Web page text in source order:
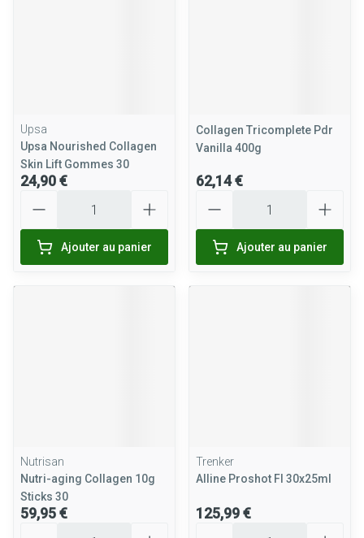
Upsa
Upsa Nourished Collagen
Skin Lift Gommes 30
24,90 €
Ajouter au panier
Collagen Tricomplete Pdr
Vanilla 400g
62,14 €
Ajouter au panier
Nutrisan
Nutri-aging Collagen 10g
Sticks 30
59,95 €
Trenker
Alline Proshot Fl 30x25ml
125,99 €